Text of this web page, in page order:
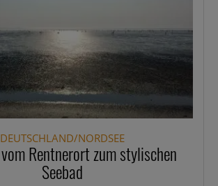
DEUTSCHLAND/NORDSEE
Rentnerort zum stylischen
Seebad